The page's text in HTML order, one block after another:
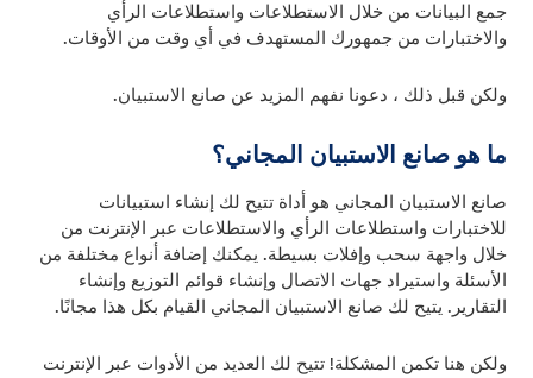
جمع البيانات من خلال الاستطلاعات واستطلاعات الرأي
والاختبارات من جمهورك المستهدف في أي وقت من الأوقات.
ولكن قبل ذلك ، دعونا نفهم المزيد عن صانع الاستبيان.
ما هو صانع الاستبيان المجاني؟
صانع الاستبيان المجاني هو أداة تتيح لك إنشاء استبيانات
للاختبارات واستطلاعات الرأي والاستطلاعات عبر الإنترنت من
خلال واجهة سحب وإفلات بسيطة. يمكنك إضافة أنواع مختلفة من
الأسئلة واستيراد جهات الاتصال وإنشاء قوائم التوزيع وإنشاء
التقارير. يتيح لك صانع الاستبيان المجاني القيام بكل هذا مجانًا.
ولكن هنا تكمن المشكلة! تتيح لك العديد من الأدوات عبر الإنترنت